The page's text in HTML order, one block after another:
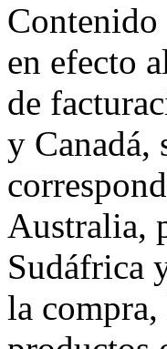
Contenido
en efecto
de
y Canadá,
Australia,
Sudáfrica
la